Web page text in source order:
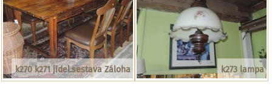
k270 k271 jídel.sestava Záloha k273 lampa